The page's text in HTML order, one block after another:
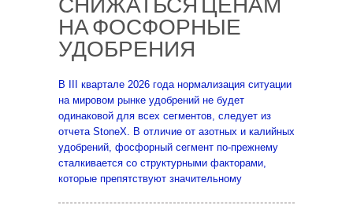
СНИЖАТЬСЯ ЦЕНАМ
НА ФОСФОРНЫЕ
УДОБРЕНИЯ
В III квартале 2026 года нормализация ситуации
на мировом рынке удобрений не будет
одинаковой для всех сегментов, следует из
отчета StoneX. В отличие от азотных и калийных
удобрений, фосфорный сегмент по-прежнему
сталкивается со структурными факторами,
которые препятствуют значительному